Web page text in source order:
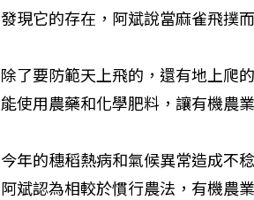
發現它的存在，阿斌說當麻雀飛撲
除了要防範天上飛的，還有地上爬
能使用農藥和化學肥料，讓有機農
今年的穗稻熱病和氣候異常造成不
阿斌認為相較於慣行農法，有機農